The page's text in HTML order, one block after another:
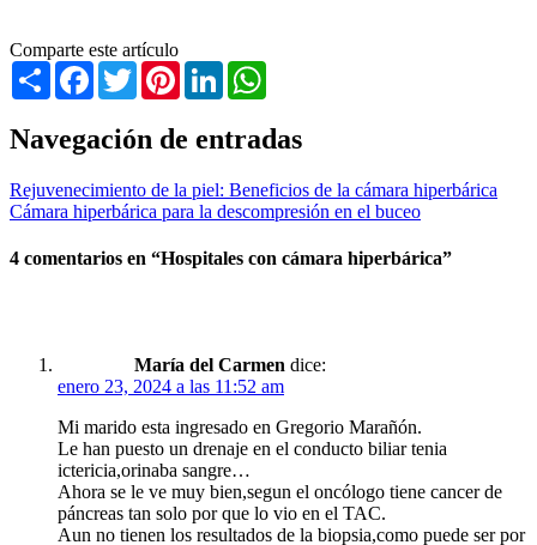
Comparte este artículo
Share Facebook
TwitterPinterestLinkedIn
Navegación de entradas
Rejuvenecimiento de la piel: Beneficios de la cámara hiperbárica
Cámara hiperbárica para la descompresión en el buceo
4 comentarios en “Hospitales con cámara hiperbárica”
María del Carmen dice:
enero 23, 2024 a las 11:52 am
Mi marido esta ingresado en Gregorio Marañón.
Le han puesto un drenaje en el conducto biliar tenia
ictericia,orinaba sangre…
Ahora se le ve muy bien,segun el oncólogo tiene cancer de
páncreas tan solo por que lo vio en el TAC.
Aun no tienen los resultados de la biopsia,como puede ser por